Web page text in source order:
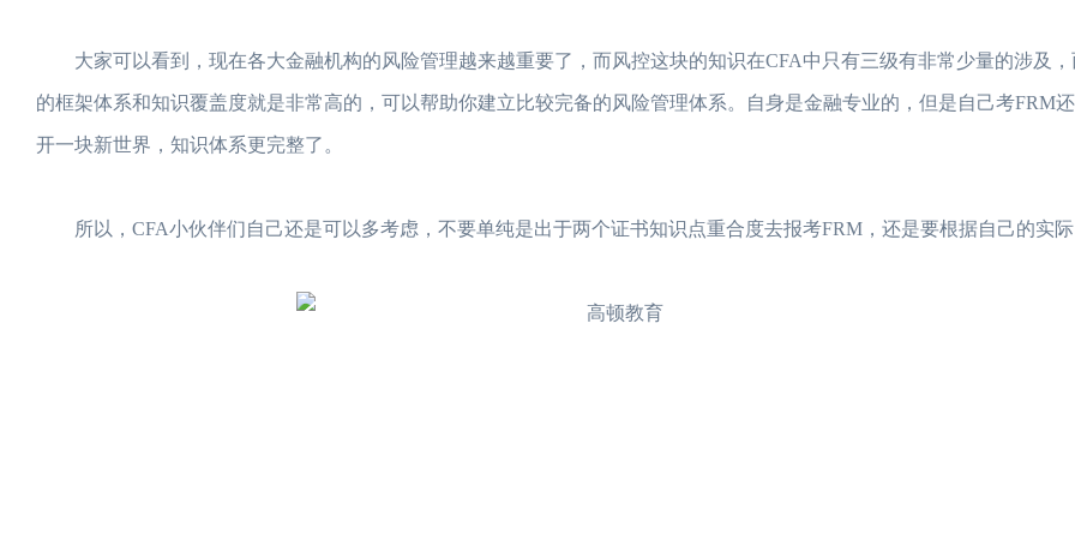
大家可以看到，现在各大金融机构的风险管理越来越重要了，而风控这块的知识在CFA中只有三级有非常少量的涉及，
的框架体系和知识覆盖度就是非常高的，可以帮助你建立比较完备的风险管理体系。自身是金融专业的，但是自己考FRM
开一块新世界，知识体系更完整了。
所以，CFA小伙伴们自己还是可以多考虑，不要单纯是出于两个证书知识点重合度去报考FRM，还是要根据自己的实
2023年FRM考试科